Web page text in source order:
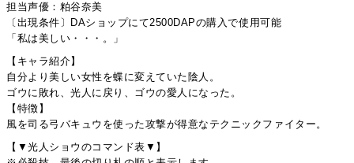
担当声優：粕谷奈美
〔出現条件〕DAショップにて2500DAPの購入で使用可能
「私は美しい・・・。」
【キャラ紹介】
自分より美しい女性を蝶に変えていた陰人。
ゴウに敗れ、光人に戻り、ゴウの愛人になった。
【特徴】
風を司る弓バキュウを使った攻撃が得意なテクニックファイター。
【▼光人ショウのコマンド表▼】